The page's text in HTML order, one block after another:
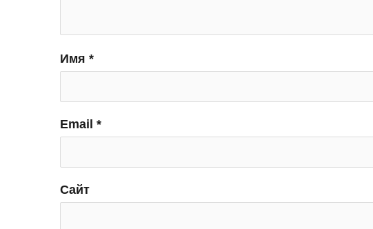
Имя *
Email *
Сайт